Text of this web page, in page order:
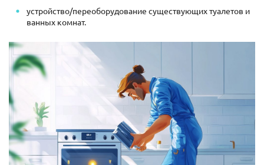
устройство/переоборудование существующих туалетов и
ванных комнат.